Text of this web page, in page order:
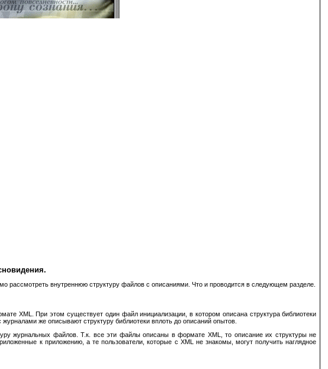
рассмотреть внутреннюю структуру файлов с описаниями. Что и проводится в следующем разделе.
XML. При этом существует один файл инициализации, в котором описана структура библиотеки
же описывают структуру библиотеки вплоть до описаний опытов.
журнальных файлов. Т.к. все эти файлы описаны в формате XML, то описание их структуры не
к приложению, а те пользователи, которые с XML не знакомы, могут получить наглядное